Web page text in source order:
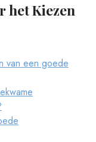
het Kiezen
van een goede